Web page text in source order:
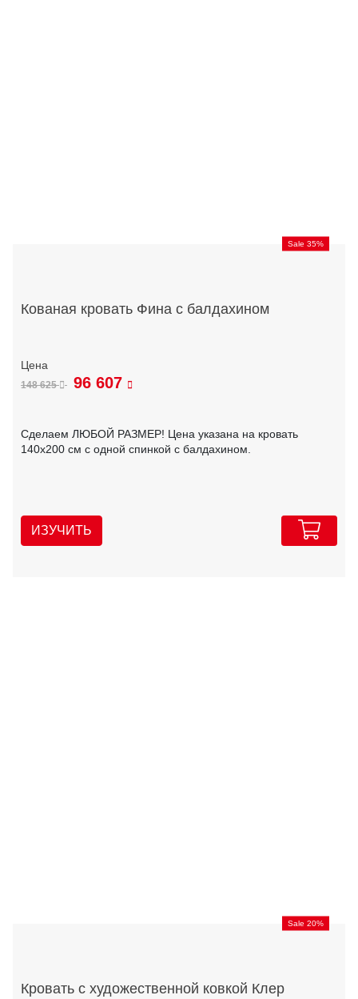
Sale 35%
Кованая кровать Фина с балдахином
148 625 96 607
Сделаем ЛЮБОЙ РАЗМЕР! Цена указана на кровать
140х200 см с одной спинкой с балдахином.
ИЗУЧИТЬ
Sale 20%
Кровать с художественной ковкой Клер